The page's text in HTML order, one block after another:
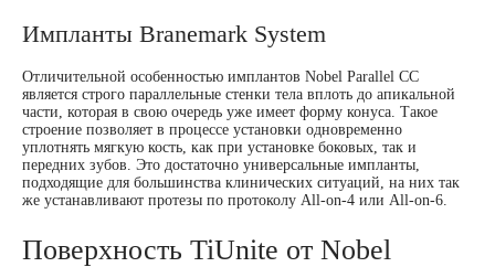
Импланты Branemark System
Отличительной особенностью имплантов Nobel Parallel CC
является строго параллельные стенки тела вплоть до апикальной
части, которая в свою очередь уже имеет форму конуса. Такое
строение позволяет в процессе установки одновременно
уплотнять мягкую кость, как при установке боковых, так и
передних зубов. Это достаточно универсальные импланты,
подходящие для большинства клинических ситуаций, на них так
же устанавливают протезы по протоколу All-on-4 или All-on-6.
Поверхность TiUnite от Nobel